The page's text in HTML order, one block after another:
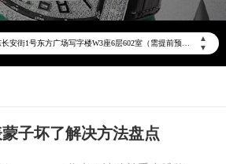
▲
▼
售后服务中心最新网点地址：
北京市东城区东长安街1号东方广场写字楼W3座6层602室（需提前预约）
北京市朝阳区建国门外大街甲6号华熙国际中心写字楼D座11层1102室（需提前预约）
！ 子坏了解决方法盘点